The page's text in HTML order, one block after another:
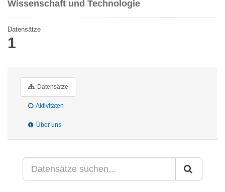
Wissenschaft und Technologie
Datensätze
1
Datensätze
Aktivitäten
Über uns